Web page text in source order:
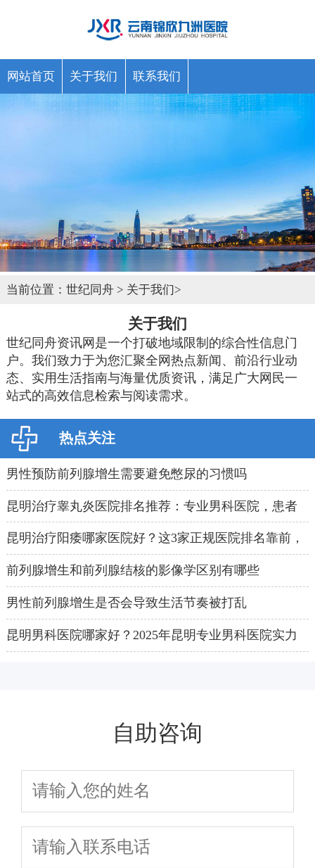
网站首页 关于我们 联系我们
当前位置： 世纪同舟> 关于我们>
关于我们
世纪同舟资讯网是一个打破地域限制的综合性信息门
户。我们致力于为您汇聚全网热点新闻、前沿行业动
态、实用生活指南与海量优质资讯，满足广大网民一
站式的高效信息检索与阅读需求。
热点关注
男性预防前列腺增生需要避免憋尿的习惯吗
昆明治疗睾丸炎医院排名推荐：专业男科医院，患者
口碑好的选择
昆明治疗阳痿哪家医院好？这3家正规医院排名靠前，
口碑绝了！
前列腺增生和前列腺结核的影像学区别有哪些
男性前列腺增生是否会导致生活节奏被打乱
昆明男科医院哪家好？2025年昆明专业男科医院实力
自助咨询